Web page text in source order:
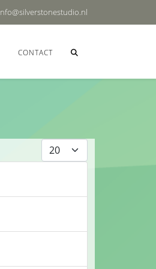
CONTACT
Toon #